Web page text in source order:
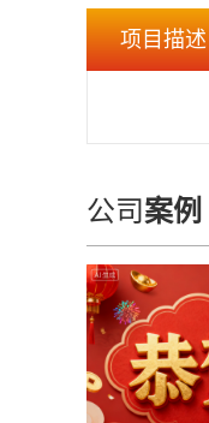
项目描述
公司案例